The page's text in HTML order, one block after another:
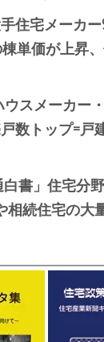
住宅メーカ
単価が上昇
ウスメーカー
数トップ=戸
白書」住宅分
相続住宅の大